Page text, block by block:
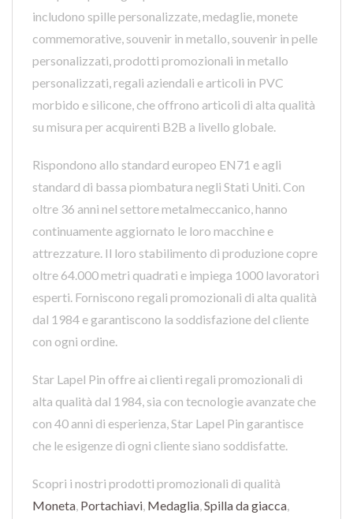
includono spille personalizzate, medaglie, monete
commemorative, souvenir in metallo, souvenir in pelle
personalizzati, prodotti promozionali in metallo
personalizzati, regali aziendali e articoli in PVC
morbido e silicone, che offrono articoli di alta qualità
su misura per acquirenti B2B a livello globale.
Rispondono allo standard europeo EN71 e agli
standard di bassa piombatura negli Stati Uniti. Con
oltre 36 anni nel settore metalmeccanico, hanno
continuamente aggiornato le loro macchine e
attrezzature. Il loro stabilimento di produzione copre
oltre 64.000 metri quadrati e impiega 1000 lavoratori
esperti. Forniscono regali promozionali di alta qualità
dal 1984 e garantiscono la soddisfazione del cliente
con ogni ordine.
Star Lapel Pin offre ai clienti regali promozionali di
alta qualità dal 1984, sia con tecnologie avanzate che
con 40 anni di esperienza, Star Lapel Pin garantisce
che le esigenze di ogni cliente siano soddisfatte.
Scopri i nostri prodotti promozionali di qualità
Moneta, Portachiavi, Medaglia,Spilla da giacca,